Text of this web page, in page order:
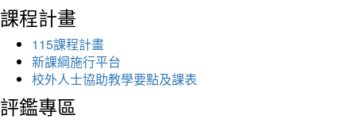
課程計畫
115課程計畫
新課綱施行平台
校外人士協助教學要點及課表
評鑑專區